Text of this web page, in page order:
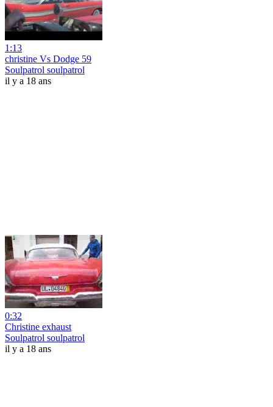
1:13
christine Vs Dodge 59
Soulpatrol soulpatrol
il y a 18 ans
0:32
Christine exhaust
Soulpatrol soulpatrol
il y a 18 ans